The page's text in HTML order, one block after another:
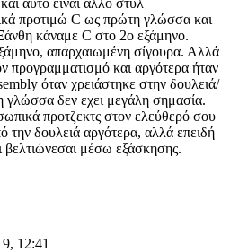
προτιμώ C ως πρώτη γλώσσα και
κάναμε C στο 2ο εξάμηνο.
απαρχαιωμένη σίγουρα. Αλλά
προγραμματισμό και αργότερα ήταν
όταν χρειάστηκε στην δουλειά/
γλώσσα δεν εχει μεγάλη σημασία.
προτζεκτς στον ελεύθερό σου
την δουλειά αργότερα, αλλά επειδή
βελτιώνεσαι μέσω εξάσκησης.
12:41